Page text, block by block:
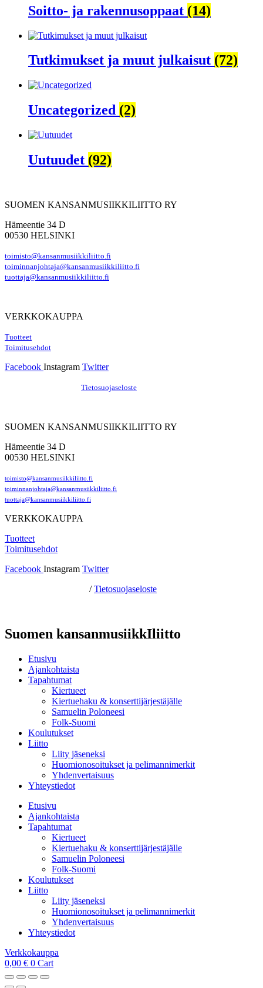
Soitto- ja rakennusoppaat (14)
Tutkimukset ja muut julkaisut (72)
Uncategorized (2)
Uutuudet (92)
SUOMEN KANSANMUSIIKKILIITTO RY
Hämeentie 34 D
00530 HELSINKI
toimisto@kansanmusiikkiliitto.fi
toiminnanjohtaja@kansanmusiikkiliitto.fi
tuottaja@kansanmusiikkiliitto.fi
VERKKOKAUPPA
Tuotteet
Toimitusehdot
Facebook Instagram Twitter
Tietosuojaseloste
SUOMEN KANSANMUSIIKKILIITTO RY
Hämeentie 34 D
00530 HELSINKI
toimisto@kansanmusiikkiliitto.fi
toiminnanjohtaja@kansanmusiikkiliitto.fi
tuottaja@kansanmusiikkiliitto.fi
VERKKOKAUPPA
Tuotteet
Toimitusehdot
Facebook Instagram Twitter
/Tietosuojaseloste
Suomen kansanmusiikkIliitto
Etusivu
Ajankohtaista
Tapahtumat
Kiertueet
Kiertuehaku & konserttijärjestäjälle
Samuelin Poloneesi
Folk-Suomi
Koulutukset
Liitto
Liity jäseneksi
Huomionosoitukset ja pelimannimerkit
Yhdenvertaisuus
Yhteystiedot
Etusivu
Ajankohtaista
Tapahtumat
Kiertueet
Kiertuehaku & konserttijärjestäjälle
Samuelin Poloneesi
Folk-Suomi
Koulutukset
Liitto
Liity jäseneksi
Huomionosoitukset ja pelimannimerkit
Yhdenvertaisuus
Yhteystiedot
Verkkokauppa
0,00 € 0 Cart